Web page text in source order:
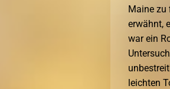
Maine zu
erwähnt,
war ein
leichten